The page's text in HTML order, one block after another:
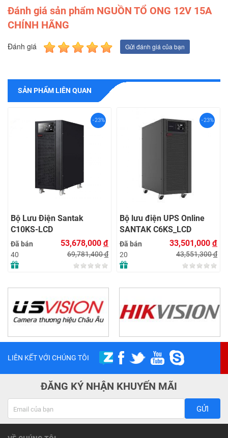
Đánh giá sản phẩm NGUỒN TỔ ONG 12V 15A
CHÍNH HÃNG
Đánh giá Gửi đánh giá của bạn
SẢN PHẨM LIÊN QUAN
-23%
Bộ Lưu Điện Santak
C10KS‑LCD
Đã bán
40
53,678,000 đ
69,781,400đ
-23%
Bộ lưu điện UPS Online
SANTAK C6KS_LCD
Đã bán
20
33,501,000 đ
43,551,300đ
LIÊN KẾT VỚI CHÚNG TÔI
ĐĂNG KÝ NHẬN KHUYẾN MÃI
GỬI